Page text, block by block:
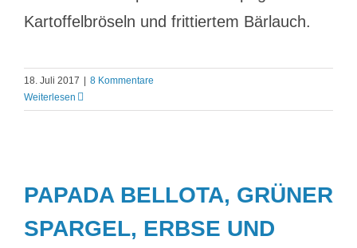
Kartoffelbröseln und frittiertem Bärlauch.
18. Juli 2017 | 8 Kommentare
Weiterlesen
PAPADA BELLOTA, GRÜNER
SPARGEL, ERBSE UND